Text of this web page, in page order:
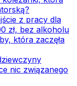
z pracy dla
zł, bez alkoholu
która zaczęła
nic związanego